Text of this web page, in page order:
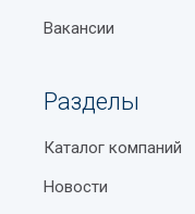
Вакансии
Разделы
Каталог компаний
Новости